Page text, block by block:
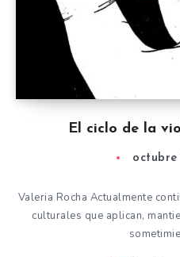
El ciclo de la
octubre
Valeria Rocha Actualmente
culturales que aplican,